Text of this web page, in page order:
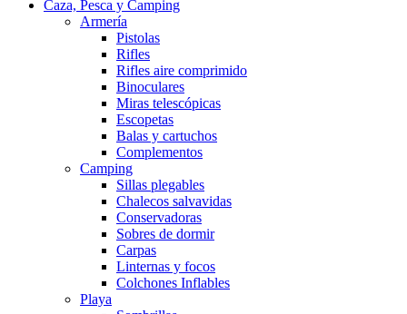
Caza, Pesca y Camping
Armería
Pistolas
Rifles
Rifles aire comprimido
Binoculares
Miras telescópicas
Escopetas
Balas y cartuchos
Complementos
Camping
Sillas plegables
Chalecos salvavidas
Conservadoras
Sobres de dormir
Carpas
Linternas y focos
Colchones Inflables
Playa